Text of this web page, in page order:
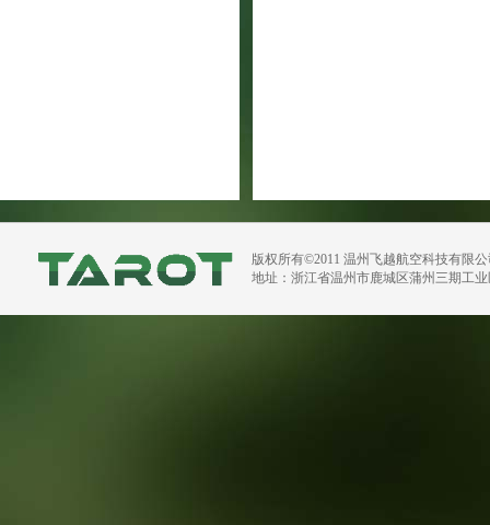
版权所有©2011 温州飞越航空科技有限
地址：浙江省温州市鹿城区蒲州三期工业